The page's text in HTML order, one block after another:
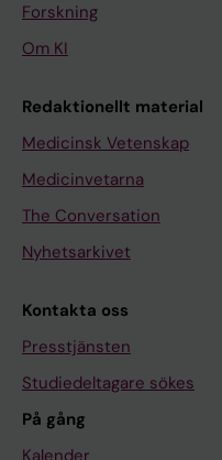
Forskning
Om KI
Redaktionellt material
Medicinsk Vetenskap
Medicinvetarna
The Conversation
Nyhetsarkivet
Kontakta oss
Presstjänsten
Studiedeltagare sökes
På gång